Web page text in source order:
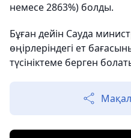
немесе 2863%) болды.
Бұған дейін Сауда
өңірлеріндегі ет
түсініктеме берген